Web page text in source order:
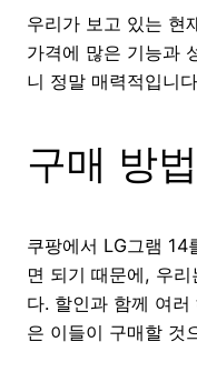
우리가 보고 있는
가격에 많은 기능과
니 정말 매력적입니
구매 방
쿠팡에서 LG그램 14
면 되기 때문에, 우
다. 할인과 함께 여
은 이들이 구매할 것